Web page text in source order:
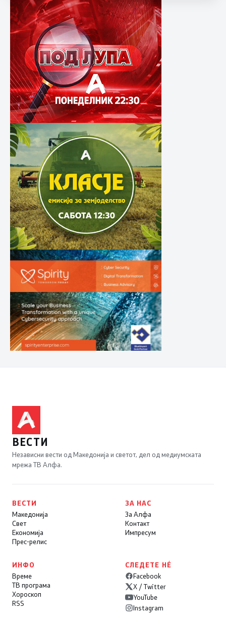
ВЕСТИ
Независни вести од Македонија и светот, дел од медиумската
мрежа ТВ Алфа.
ВЕСТИ
Македонија
Свет
Економија
Прес-релис
ЗА НАС
За Алфа
Контакт
Импресум
ИНФО
Време
ТВ програма
Хороскоп
RSS
СЛЕДЕТЕ НÉ
Facebook
X / Twitter
YouTube
Instagram